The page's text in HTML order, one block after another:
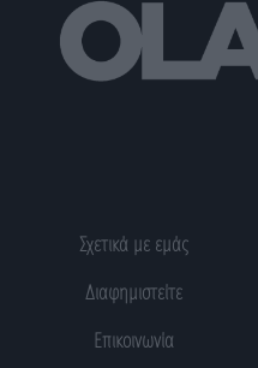
Σχετικά με εμάς
Διαφημιστείτε
Επικοινωνία